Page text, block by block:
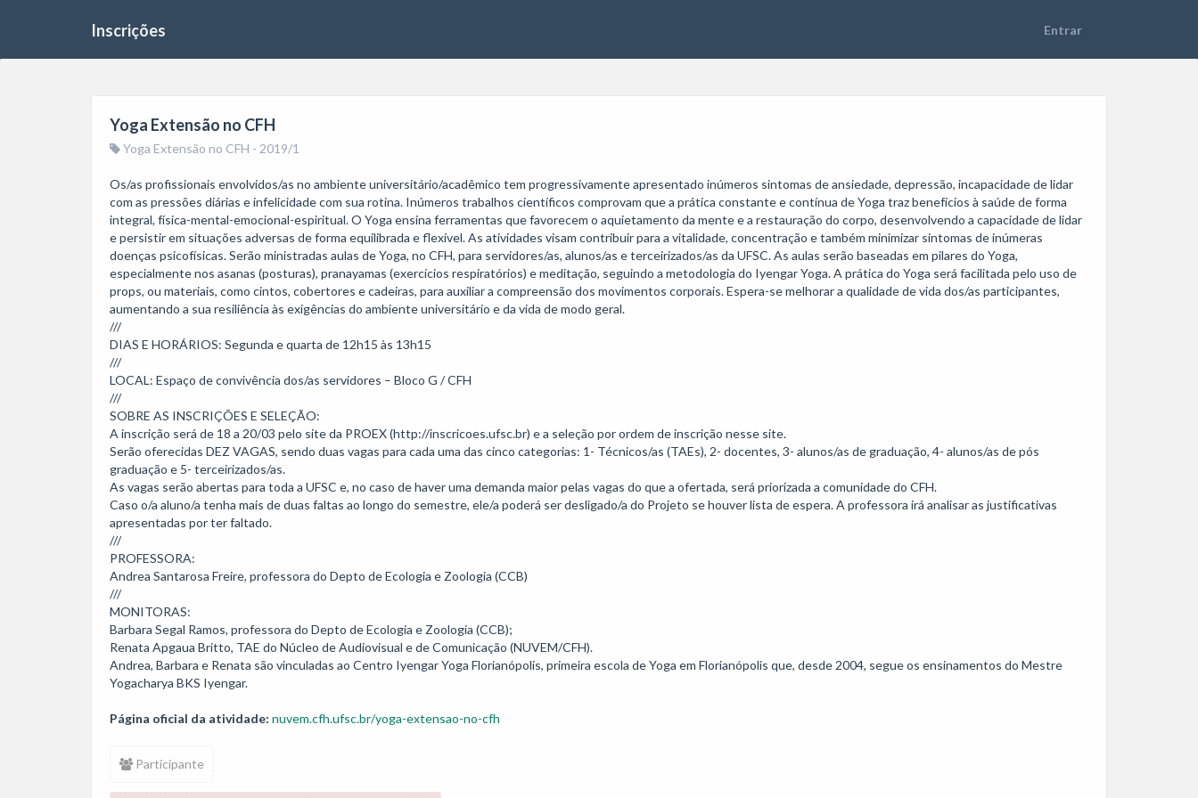
Inscrições
Yoga Extensão no CFH
Yoga Extensão no CFH - 2019/1
Os/as profissionais envolvidos/as no ambiente universitário/acadêmico tem progressivamente apresentado inúmeros sintomas de ansiedade, depressão, incapacidade de lidar
com as pressões diárias e infelicidade com sua rotina. Inúmeros trabalhos científicos comprovam que a prática constante e contínua de Yoga traz benefícios à saúde de forma
integral, física-mental-emocional-espiritual. O Yoga ensina ferramentas que favorecem o aquietamento da mente e a restauração do corpo, desenvolvendo a capacidade de lidar
e persistir em situações adversas de forma equilibrada e flexível. As atividades visam contribuir para a vitalidade, concentração e também minimizar sintomas de inúmeras
doenças psicofísicas. Serão ministradas aulas de Yoga, no CFH, para servidores/as, alunos/as e terceirizados/as da UFSC. As aulas serão baseadas em pilares do Yoga,
especialmente nos asanas (posturas), pranayamas (exercícios respiratórios) e meditação, seguindo a metodologia do Iyengar Yoga. A prática do Yoga será facilitada pelo uso de
props, ou materiais, como cintos, cobertores e cadeiras, para auxiliar a compreensão dos movimentos corporais. Espera-se melhorar a qualidade de vida dos/as participantes,
aumentando a sua resiliência às exigências do ambiente universitário e da vida de modo geral.
///
DIAS E HORÁRIOS: Segunda e quarta de 12h15 às 13h15
///
LOCAL: Espaço de convivência dos/as servidores – Bloco G / CFH
///
SOBRE AS INSCRIÇÕES E SELEÇÃO:
A inscrição será de 18 a 20/03 pelo site da PROEX (http://inscricoes.ufsc.br) e a seleção por ordem de inscrição nesse site.
Serão oferecidas DEZ VAGAS, sendo duas vagas para cada uma das cinco categorias: 1- Técnicos/as (TAEs), 2- docentes, 3- alunos/as de graduação, 4- alunos/as de pós
graduação e 5- terceirizados/as.
As vagas serão abertas para toda a UFSC e, no caso de haver uma demanda maior pelas vagas do que a ofertada, será priorizada a comunidade do CFH.
Caso o/a aluno/a tenha mais de duas faltas ao longo do semestre, ele/a poderá ser desligado/a do Projeto se houver lista de espera. A professora irá analisar as justificativas
apresentadas por ter faltado.
///
PROFESSORA:
Andrea Santarosa Freire, professora do Depto de Ecologia e Zoologia (CCB)
///
MONITORAS:
Barbara Segal Ramos, professora do Depto de Ecologia e Zoologia (CCB);
Renata Apgaua Britto, TAE do Núcleo de Audiovisual e de Comunicação (NUVEM/CFH).
Andrea, Barbara e Renata são vinculadas ao Centro Iyengar Yoga Florianópolis, primeira escola de Yoga em Florianópolis que, desde 2004, segue os ensinamentos do Mestre
Yogacharya BKS Iyengar.
Página oficial da atividade: nuvem.cfh.ufsc.br/yoga-extensao-no-cfh
Participante